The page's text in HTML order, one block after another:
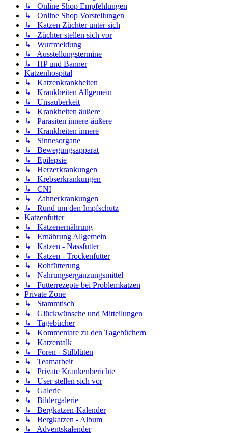
↳ Online Shop Empfehlungen
↳ Online Shop Vorstellungen
↳ Katzen Züchter unter sich
↳ Züchter stellen sich vor
↳ Wurfmeldung
↳ Ausstellungstermine
↳ HP und Banner
Katzenhospital
↳ Katzenkrankheiten
↳ Krankheiten Allgemein
↳ Unsauberkeit
↳ Krankheiten äußere
↳ Parasiten innere-äußere
↳ Krankheiten innere
↳ Sinnesorgane
↳ Bewegungsapparat
↳ Epilepsie
↳ Herzerkrankungen
↳ Krebserkrankungen
↳ CNI
↳ Zahnerkrankungen
↳ Rund um den Impfschutz
Katzenfutter
↳ Katzenernährung
↳ Ernährung Allgemein
↳ Katzen - Nassfutter
↳ Katzen - Trockenfutter
↳ Rohfütterung
↳ Nahrungsergänzungsmittel
↳ Futterrezepte bei Problemkatzen
Private Zone
↳ Stammtisch
↳ Glückwünsche und Mitteilungen
↳ Tagebücher
↳ Kommentare zu den Tagebüchern
↳ Katzentalk
↳ Foren - Stilblüten
↳ Teamarbeit
↳ Private Krankenberichte
↳ User stellen sich vor
↳ Galerie
↳ Bildergalerie
↳ Bergkatzen-Kalender
↳ Bergkatzen - Album
↳ Adventskalender